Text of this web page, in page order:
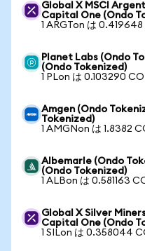
Global X MSCI
Capital One (Ondo
1 ARGTon は
Planet Labs (Ondo
(Ondo Tokenized)
1 PLon は 0.103290
Amgen (Ondo
Tokenized)
1 AMGNon は 1.8382
Albemarle (Ondo
(Ondo Tokenized)
1 ALBon は 0.581163
Global X Silver
Capital One (Ondo
1 SILon は 0.358044